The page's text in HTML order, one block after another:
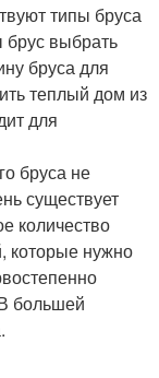
типы бруса
брус выбрать
бруса для
теплый дом из
для
бруса не
существует
количество
которые нужно
большей